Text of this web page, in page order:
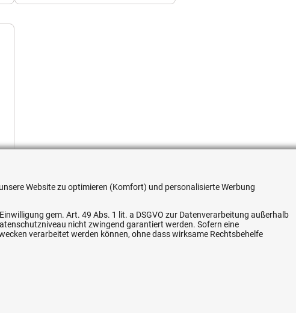
Flexible Zahlung
Website zu optimieren (Komfort) und personalisierte Werbung
gem. Art. 49 Abs. 1 lit. a DSGVO zur Datenverarbeitung außerhalb
nicht zwingend garantiert werden. Sofern eine
verarbeitet werden können, ohne dass wirksame Rechtsbehelfe